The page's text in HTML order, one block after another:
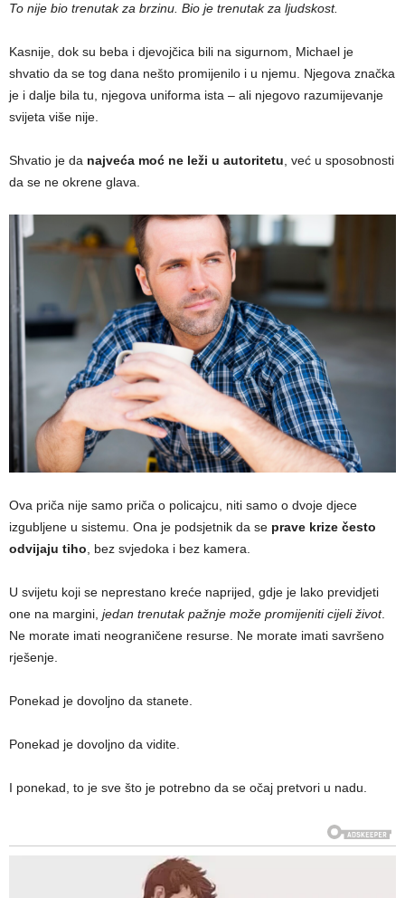
To nije bio trenutak za brzinu. Bio je trenutak za ljudskost.
Kasnije, dok su beba i djevojčica bili na sigurnom, Michael je
shvatio da se tog dana nešto promijenilo i u njemu. Njegova značka
je i dalje bila tu, njegova uniforma ista – ali njegovo razumijevanje
svijeta više nije.
Shvatio je da najveća moć ne leži u autoritetu, već u sposobnosti
da se ne okrene glava.
Ova priča nije samo priča o policajcu, niti samo o dvoje djece
izgubljene u sistemu. Ona je podsjetnik da se prave krize često
odvijaju tiho, bez svjedoka i bez kamera.
U svijetu koji se neprestano kreće naprijed, gdje je lako previdjeti
one na margini, jedan trenutak pažnje može promijeniti cijeli život.
Ne morate imati neograničene resurse. Ne morate imati savršeno
rješenje.
Ponekad je dovoljno da stanete.
Ponekad je dovoljno da vidite.
I ponekad, to je sve što je potrebno da se očaj pretvori u nadu.